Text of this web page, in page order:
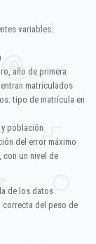
variables:
año de primera
matriculados
tipo de matrícula en
población
del error máximo
con un nivel de
de los datos
correcta del peso de